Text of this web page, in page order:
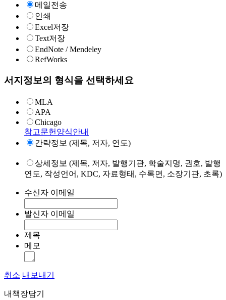
메일전송
인쇄
Excel저장
Text저장
EndNote / Mendeley
RefWorks
서지정보의 형식을 선택하세요
MLA
APA
Chicago
참고문헌양식안내
간략정보 (제목, 저자, 연도)
상세정보 (제목, 저자, 발행기관, 학술지명, 권호, 발행
연도, 작성언어, KDC, 자료형태, 수록면, 소장기관, 초록)
수신자 이메일
발신자 이메일
제목
메모
취소 내보내기
내책장담기